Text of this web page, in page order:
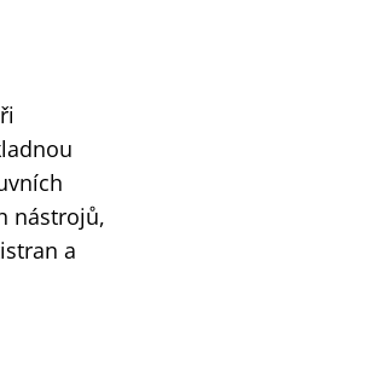
nástrojů,
a